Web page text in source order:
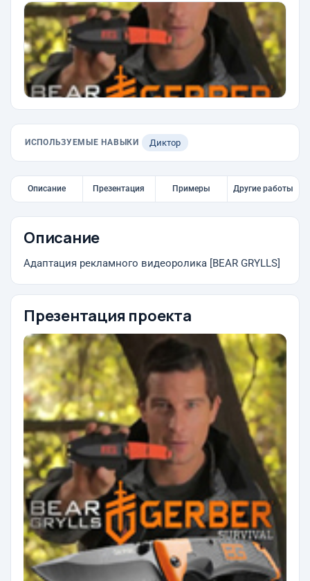
ИСПОЛЬЗУЕМЫЕ НАВЫКИ Диктор
Описание Презентация Примеры Другие работы
Описание
Адаптация рекламного видеоролика [BEAR GRYLLS]
Презентация проекта